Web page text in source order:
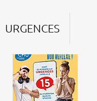
URGENCES